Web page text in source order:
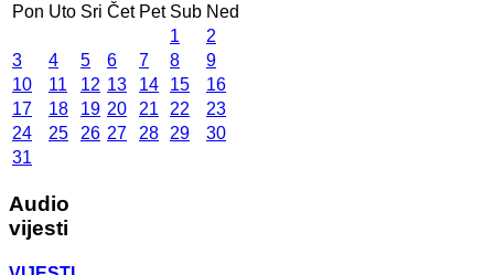
Pon Uto Sri Čet Pet Sub Ned
1
2
3
4 5 6 7 8
9
10
11 12 13 14 15
16
17
18 19 20 21 22
23
24
25 26 27 28 29
30
31
Audio
vijesti